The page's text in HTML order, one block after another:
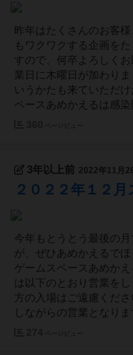
昨年はたくさんのお客
もワクワクする企画を
すので、何卒よろしく
業日に木曜日が加わり
いうかたも来ていただ
ペースあめかえるは感染
3年以上前 2022年11月
２０２２年１２
今年もとうとう最後の
が、ぜひあめかえるで
ゲームスペースあめか
は以下のとおり営業を
方の入場はご遠慮くだ
しながらの営業となりま